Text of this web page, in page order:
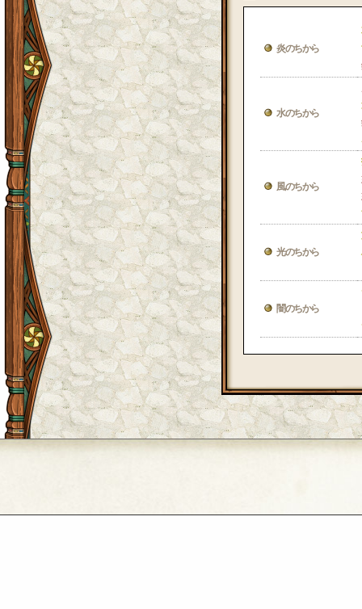
炎のちから
水のちから
風のちから
光のちから
闇のちから